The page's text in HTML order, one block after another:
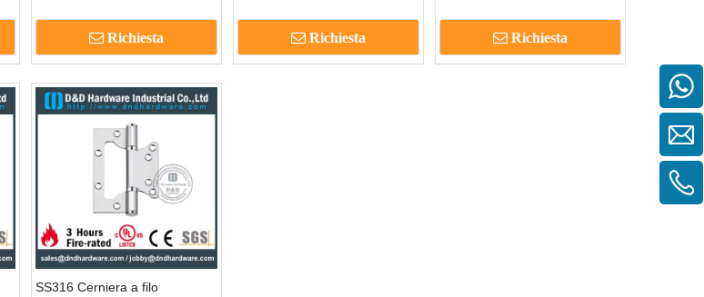
Richiesta Richiesta Richiesta
SS316 Cerniera a filo